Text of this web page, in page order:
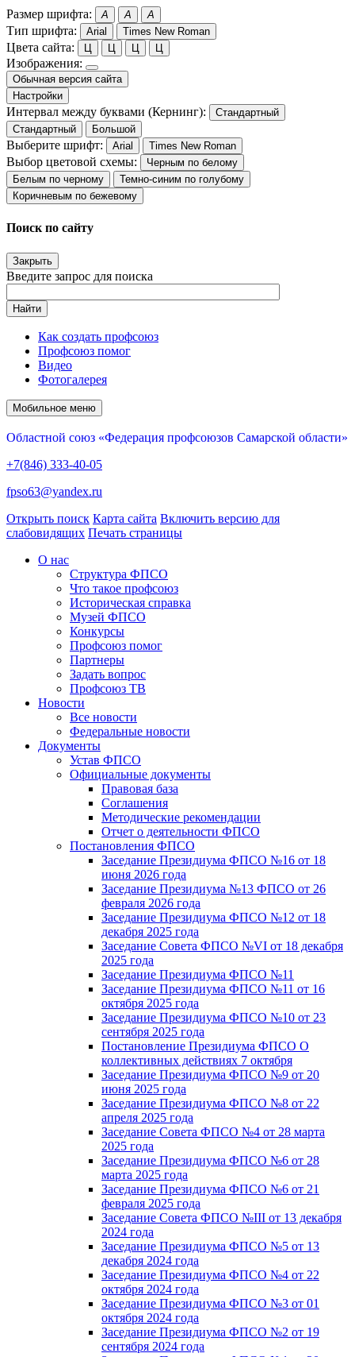
Размер шрифта: A A A
Тип шрифта: Arial Times New Roman
Цвета сайта: Ц Ц Ц Ц
Изображения:
Обычная версия сайта
Настройки
Интервал между буквами (Кернинг):
Стандартный
Стандартный
Большой
Выберите шрифт: Arial Times New Roman
Выбор цветовой схемы:
Черным по белому
Белым по черному
Темно-синим по голубому
Коричневым по бежевому
Поиск по сайту
Закрыть
Введите запрос для поиска
Найти
Как создать профсоюз
Профсоюз помог
Видео
Фотогалерея
Мобильное меню
Областной союз «Федерация профсоюзов Самарской области»
+7(846) 333-40-05
fpso63@yandex.ru
Открыть поиск Карта сайта Включить версию для
слабовидящих Печать страницы
О нас
Структура ФПСО
Что такое профсоюз
Историческая справка
Музей ФПСО
Конкурсы
Профсоюз помог
Партнеры
Задать вопрос
Профсоюз ТВ
Новости
Все новости
Федеральные новости
Документы
Устав ФПСО
Официальные документы
Правовая база
Соглашения
Методические рекомендации
Отчет о деятельности ФПСО
Постановления ФПСО
Заседание Президиума ФПСО №16 от 18
июня 2026 года
Заседание Президиума №13 ФПСО от 26
февраля 2026 года
Заседание Президиума ФПСО №12 от 18
декабря 2025 года
Заседание Совета ФПСО №VI от 18 декабря
2025 года
Заседание Президиума ФПСО №11
Заседание Президиума ФПСО №11 от 16
октября 2025 года
Заседание Президиума ФПСО №10 от 23
сентября 2025 года
Постановление Президиума ФПСО О
коллективных действиях 7 октября
Заседание Президиума ФПСО №9 от 20
июня 2025 года
Заседание Президиума ФПСО №8 от 22
апреля 2025 года
Заседание Совета ФПСО №4 от 28 марта
2025 года
Заседание Президиума ФПСО №6 от 28
марта 2025 года
Заседание Президиума ФПСО №6 от 21
февраля 2025 года
Заседание Совета ФПСО №III от 13 декабря
2024 года
Заседание Президиума ФПСО №5 от 13
декабря 2024 года
Заседание Президиума ФПСО №4 от 22
октября 2024 года
Заседание Президиума ФПСО №3 от 01
октября 2024 года
Заседание Президиума ФПСО №2 от 19
сентября 2024 года